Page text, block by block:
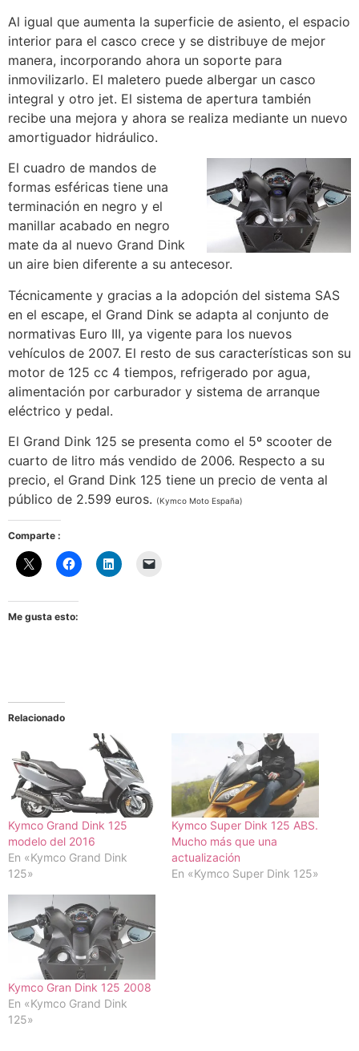
Al igual que aumenta la superficie de asiento, el espacio
interior para el casco crece y se distribuye de mejor
manera, incorporando ahora un soporte para
inmovilizarlo. El maletero puede albergar un casco
integral y otro jet. El sistema de apertura también
recibe una mejora y ahora se realiza mediante un nuevo
amortiguador hidráulico.
El cuadro de mandos de
formas esféricas tiene una
terminación en negro y el
manillar acabado en negro
mate da al nuevo Grand Dink
un aire bien diferente a su antecesor.
Técnicamente y gracias a la adopción del sistema SAS
en el escape, el Grand Dink se adapta al conjunto de
normativas Euro III, ya vigente para los nuevos
vehículos de 2007. El resto de sus características son su
motor de 125 cc 4 tiempos, refrigerado por agua,
alimentación por carburador y sistema de arranque
eléctrico y pedal.
El Grand Dink 125 se presenta como el 5º scooter de
cuarto de litro más vendido de 2006. Respecto a su
precio, el Grand Dink 125 tiene un precio de venta al
público de 2.599 euros. (Kymco Moto España)
Comparte :
Me gusta esto:
Relacionado
Kymco Grand Dink 125
modelo del 2016
En «Kymco Grand Dink
125»
Kymco Super Dink 125 ABS.
Mucho más que una
actualización
En «Kymco Super Dink 125»
Kymco Gran Dink 125 2008
En «Kymco Grand Dink
125»